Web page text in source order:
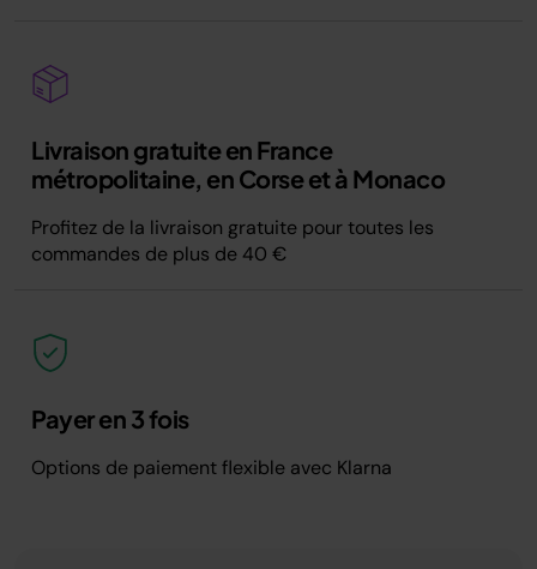
Livraison gratuite en France
métropolitaine, en Corse et à Monaco
Profitez de la livraison gratuite pour toutes les
commandes de plus de 40 €
Payer en 3 fois
Options de paiement flexible avec Klarna